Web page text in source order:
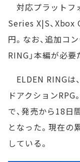
対応プラットフ
Series X|S、Xbox
円。なお、追加コ
RING」本編が必要
ELDEN RINGは
ドアクション
で、発売から18日
となった。現在の
している。